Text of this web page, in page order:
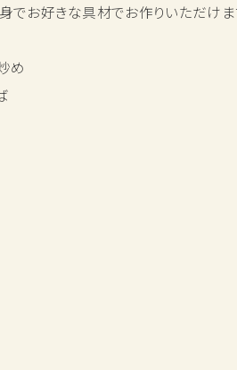
身でお好きな具材でお作りいただけま
め